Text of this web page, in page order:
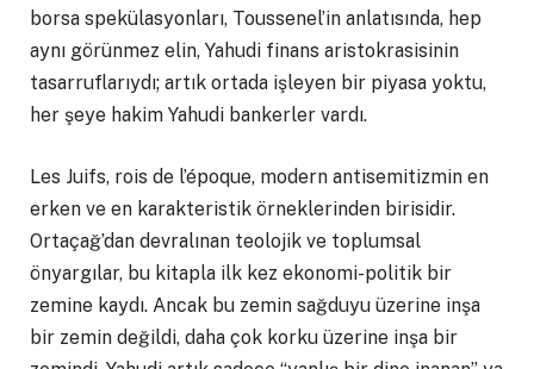
borsa spekülasyonları, Toussenel’in anlatısında, hep
aynı görünmez elin, Yahudi finans aristokrasisinin
tasarruflarıydı; artık ortada işleyen bir piyasa yoktu,
her şeye hakim Yahudi bankerler vardı.
Les Juifs, rois de l’époque, modern antisemitizmin en
erken ve en karakteristik örneklerinden birisidir.
Ortaçağ’dan devralınan teolojik ve toplumsal
önyargılar, bu kitapla ilk kez ekonomi-politik bir
zemine kaydı. Ancak bu zemin sağduyu üzerine inşa
bir zemin değildi, daha çok korku üzerine inşa bir